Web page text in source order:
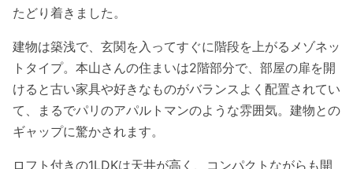
たどり着きました。
建物は築浅で、玄関を入ってすぐに階段を上がるメゾネッ
トタイプ。本山さんの住まいは2階部分で、部屋の扉を開
けると古い家具や好きなものがバランスよく配置されてい
て、まるでパリのアパルトマンのような雰囲気。建物との
ギャップに驚かされます。
ロフト付きの1LDKは天井が高く、コンパクトながらも開